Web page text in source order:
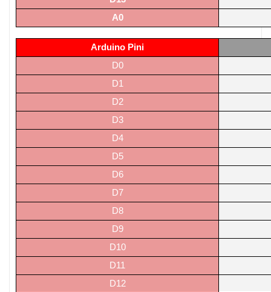
A0
Arduino Pini
D0
D1
D2
D3
D4
D5
D6
D7
D8
D9
D10
D11
D12